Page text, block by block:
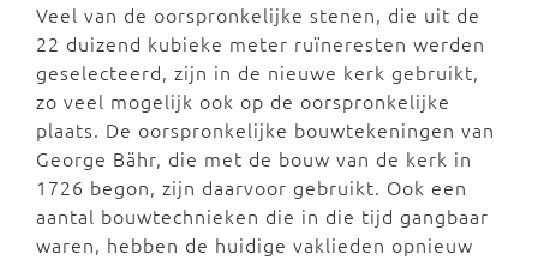
Veel van de oorspronkelijke stenen, die uit de
22 duizend kubieke meter ruïneresten werden
geselecteerd, zijn in de nieuwe kerk gebruikt,
zo veel mogelijk ook op de oorspronkelijke
plaats. De oorspronkelijke bouwtekeningen van
George Bähr, die met de bouw van de kerk in
1726 begon, zijn daarvoor gebruikt. Ook een
aantal bouwtechnieken die in die tijd gangbaar
waren, hebben de huidige vaklieden opnieuw